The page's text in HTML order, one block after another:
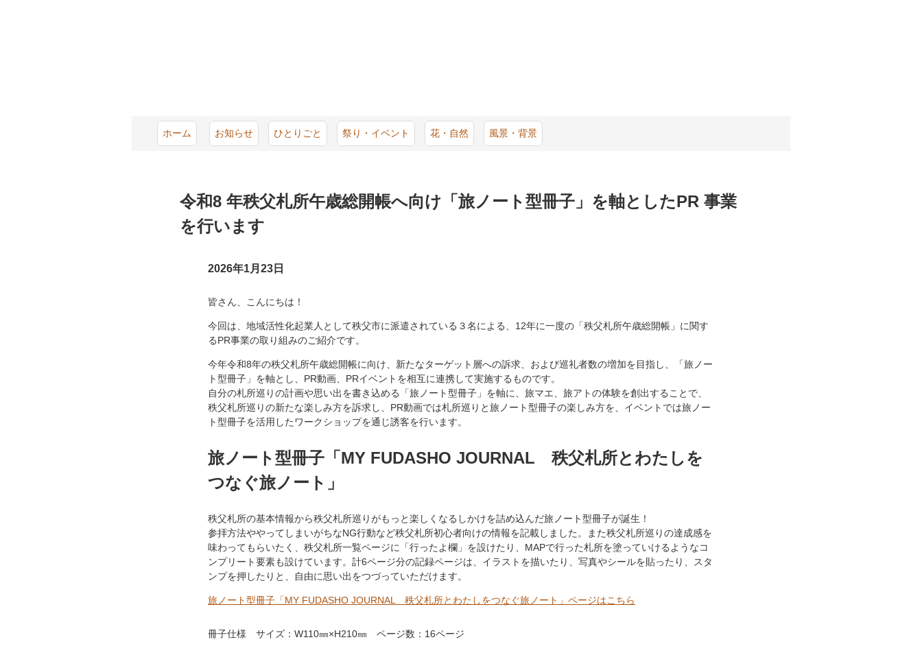
ホーム お知らせ ひとりごと 祭り・イベント 花・自然 風景・背景
令和8 年秩父札所午歳総開帳へ向け「旅ノート型冊子」を軸としたPR 事業
を行います
2026年1月23日
皆さん、こんにちは！
今回は、地域活性化起業人として秩父市に派遣されている３名による、12年に一度の「秩父札所午歳総開帳」に関す
るPR事業の取り組みのご紹介です。
今年令和8年の秩父札所午歳総開帳に向け、新たなターゲット層への訴求、および巡礼者数の増加を目指し、「旅ノー
ト型冊子」を軸とし、PR動画、PRイベントを相互に連携して実施するものです。
自分の札所巡りの計画や思い出を書き込める「旅ノート型冊子」を軸に、旅マエ、旅アトの体験を創出することで、
秩父札所巡りの新たな楽しみ方を訴求し、PR動画では札所巡りと旅ノート型冊子の楽しみ方を、イベントでは旅ノー
ト型冊子を活用したワークショップを通じ誘客を行います。
旅ノート型冊子「MY FUDASHO JOURNAL 秩父札所とわたしを
つなぐ旅ノート」
秩父札所の基本情報から秩父札所巡りがもっと楽しくなるしかけを詰め込んだ旅ノート型冊子が誕生！
参拝方法ややってしまいがちなNG行動など秩父札所初心者向けの情報を記載しました。また秩父札所巡りの達成感を
味わってもらいたく、秩父札所一覧ページに「行ったよ欄」を設けたり、MAPで行った札所を塗っていけるようなコ
ンプリート要素も設けています。計6ページ分の記録ページは、イラストを描いたり、写真やシールを貼ったり、スタ
ンプを押したりと、自由に思い出をつづっていただけます。
旅ノート型冊子「MY FUDASHO JOURNAL 秩父札所とわたしをつなぐ旅ノート」ページはこちら
冊子仕様 サイズ：W110㎜×H210㎜ ページ数：16ページ